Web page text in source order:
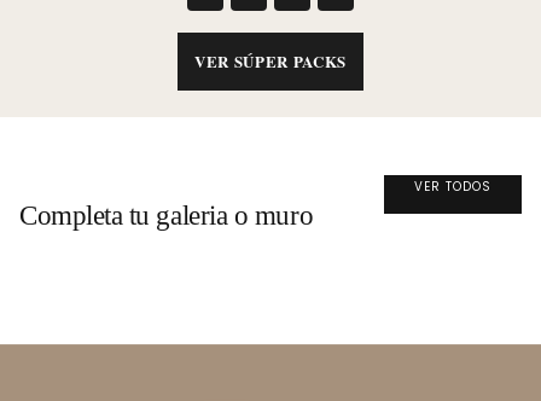
VER SÚPER PACKS
Completa tu galeria o muro
VER TODOS